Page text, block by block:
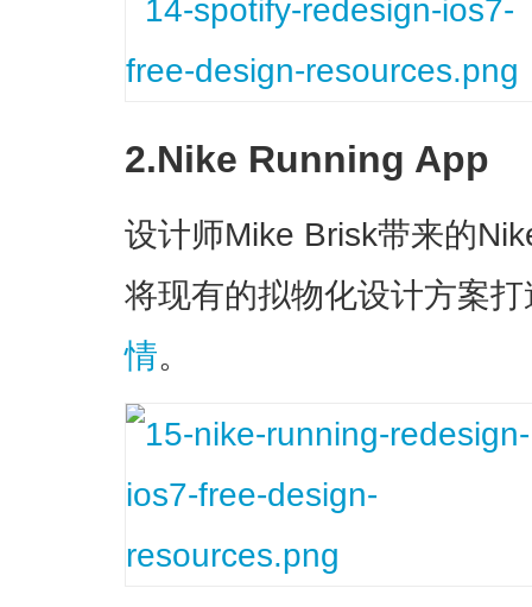
2.Nike Running App
设计师Mike Brisk带来的
将现有的拟物化设计方案
情。